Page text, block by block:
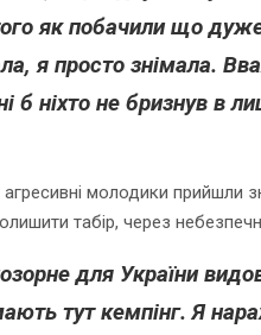
як побачили що
я просто знімала.
б ніхто не бризнув в
молодики прийшли
табір, через небезпечні
для України
тут кемпінг. Я